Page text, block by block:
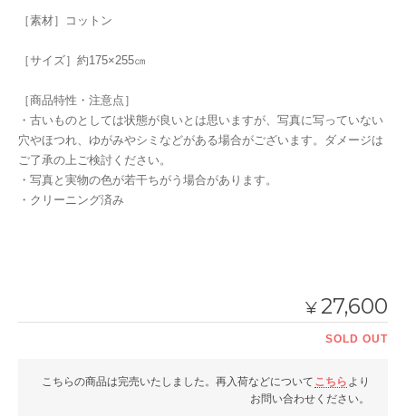
［素材］コットン
［サイズ］約175×255㎝
［商品特性・注意点］
・古いものとしては状態が良いとは思いますが、写真に写っていない
穴やほつれ、ゆがみやシミなどがある場合がございます。ダメージは
ご了承の上ご検討ください。
・写真と実物の色が若干ちがう場合があります。
・クリーニング済み
¥27,600
SOLD OUT
こちらの商品は完売いたしました。再入荷などについて こちら より
お問い合わせください。